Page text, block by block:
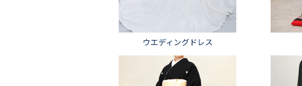
ウエディングドレス